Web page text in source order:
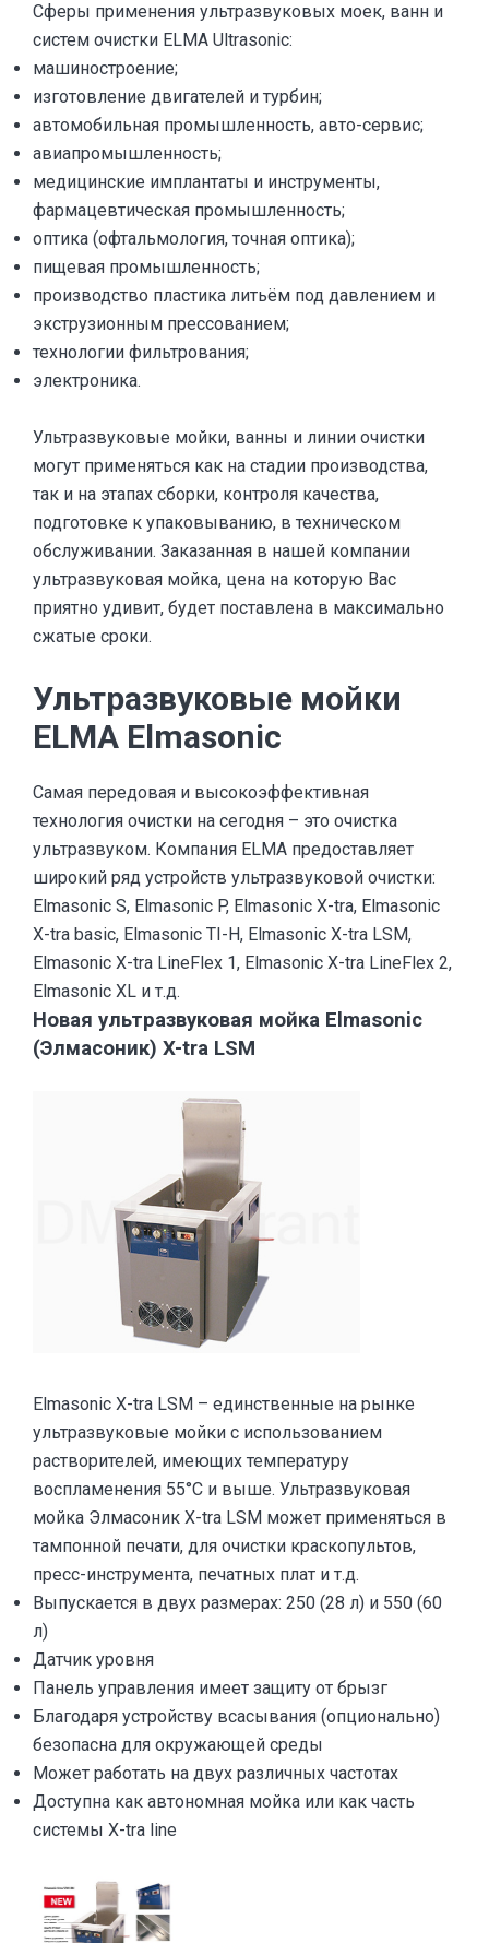
Сферы применения ультразвуковых моек, ванн и
систем очистки ELMA Ultrasonic:
машиностроение;
изготовление двигателей и турбин;
автомобильная промышленность, авто-сервис;
авиапромышленность;
медицинские имплантаты и инструменты,
фармацевтическая промышленность;
оптика (офтальмология, точная оптика);
пищевая промышленность;
производство пластика литьём под давлением и
экструзионным прессованием;
технологии фильтрования;
электроника.
Ультразвуковые мойки, ванны и линии очистки
могут применяться как на стадии производства,
так и на этапах сборки, контроля качества,
подготовке к упаковыванию, в техническом
обслуживании. Заказанная в нашей компании
ультразвуковая мойка, цена на которую Вас
приятно удивит, будет поставлена в максимально
сжатые сроки.
Ультразвуковые мойки
ELMA Elmasonic
Самая передовая и высокоэффективная
технология очистки на сегодня – это очистка
ультразвуком. Компания ELMA предоставляет
широкий ряд устройств ультразвуковой очистки:
Elmasonic S, Elmasonic P, Elmasonic X-tra, Elmasonic
X-tra basic, Elmasonic TI-H, Elmasonic X-tra LSM,
Elmasonic X-tra LineFlex 1, Elmasonic X-tra LineFlex 2,
Elmasonic XL и т.д.
Новая ультразвуковая мойка Elmasonic
(Элмасоник) X-tra LSM
Elmasonic X-tra LSM – единственные на рынке
ультразвуковые мойки с использованием
растворителей, имеющих температуру
воспламенения 55°C и выше. Ультразвуковая
мойка Элмасоник X-tra LSM может применяться в
тампонной печати, для очистки краскопультов,
пресс-инструмента, печатных плат и т.д.
Выпускается в двух размерах: 250 (28 л) и 550 (60
л)
Датчик уровня
Панель управления имеет защиту от брызг
Благодаря устройству всасывания (опционально)
безопасна для окружающей среды
Может работать на двух различных частотах
Доступна как автономная мойка или как часть
системы X-tra line